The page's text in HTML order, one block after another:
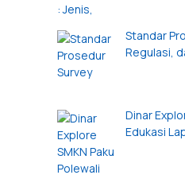
Standar
Regulasi,
Dinar
Edukasi